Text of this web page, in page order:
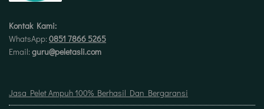
Kontak Kami:
WhatsApp: 0851 7866 5265
Email: guru@peletasli.com
Jasa Pelet Ampuh 100% Berhasil Dan Bergaransi